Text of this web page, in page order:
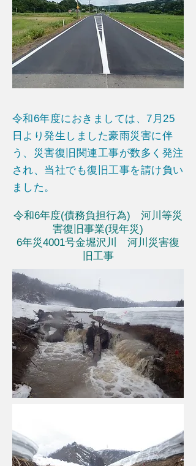
令和6年度におきましては、7月25
日より発生しました豪雨災害に伴
う、災害復旧関連工事が数多く発注
され、当社でも復旧工事を請け負い
ました。
令和6年度(債務負担行為) 河川等災
害復旧事業(現年災)
6年災4001号金堀沢川 河川災害復
旧工事